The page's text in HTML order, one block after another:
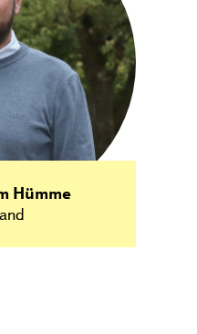
Hümme